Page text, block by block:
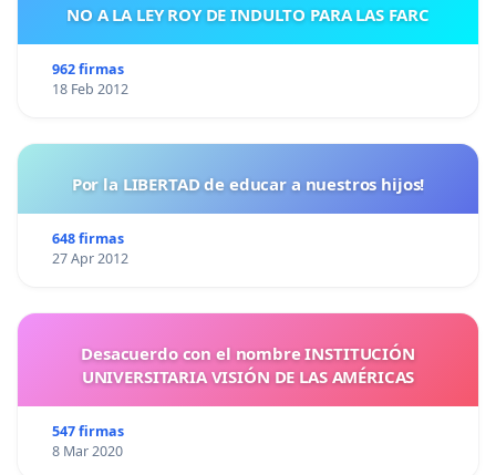
NO A LA LEY ROY DE INDULTO PARA LAS FARC
962 firmas
18 Feb 2012
Por la LIBERTAD de educar a nuestros hijos!
648 firmas
27 Apr 2012
Desacuerdo con el nombre INSTITUCIÓN
UNIVERSITARIA VISIÓN DE LAS AMÉRICAS
547 firmas
8 Mar 2020